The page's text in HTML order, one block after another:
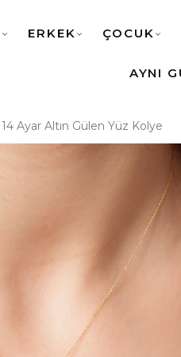
ERKEK ÇOCUK
AYNI
14 Ayar Altın Gülen Yüz Kolye